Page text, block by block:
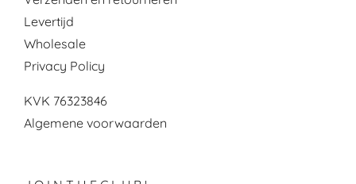
Levertijd
Wholesale
Privacy Policy
KVK 76323846
Algemene voorwaarden